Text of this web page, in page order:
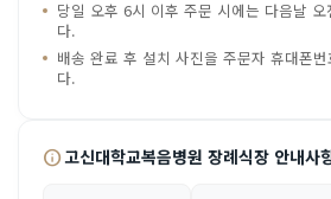
당일 오후 6시 이후 주문 시에는 다음날
다.
배송 완료 후 설치 사진을 주문자 휴대폰
다.
info고신대학교복음병원 장례식장 안내사